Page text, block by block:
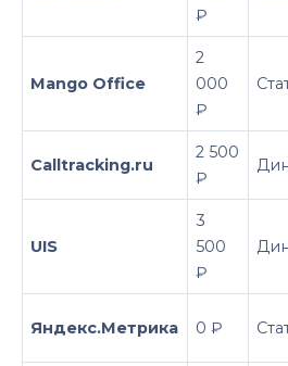
₽
Mango Office
2
000
₽
Calltracking.ru
2 500
₽
UIS
3
500
₽
Яндекс.Метрика 0 ₽